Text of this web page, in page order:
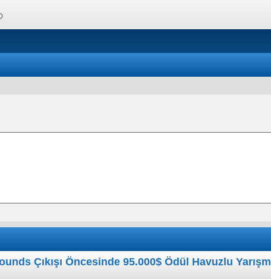
Çıkışı Öncesinde 95.000$ Ödül Havuzlu